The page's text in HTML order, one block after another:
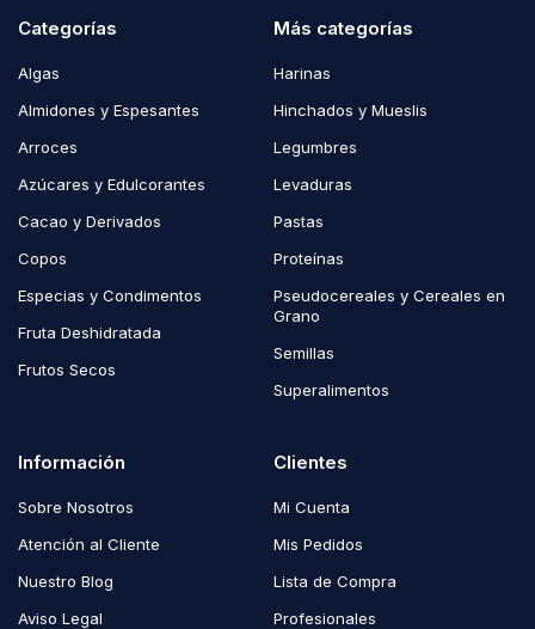
Categorías
Algas
Almidones y Espesantes
Arroces
Azúcares y Edulcorantes
Cacao y Derivados
Copos
Especias y Condimentos
Fruta Deshidratada
Frutos Secos
Más categorías
Harinas
Hinchados y Mueslis
Legumbres
Levaduras
Pastas
Proteínas
Pseudocereales y Cereales en
Grano
Semillas
Superalimentos
Información
Sobre Nosotros
Atención al Cliente
Nuestro Blog
Aviso Legal
Clientes
Mi Cuenta
Mis Pedidos
Lista de Compra
Profesionales